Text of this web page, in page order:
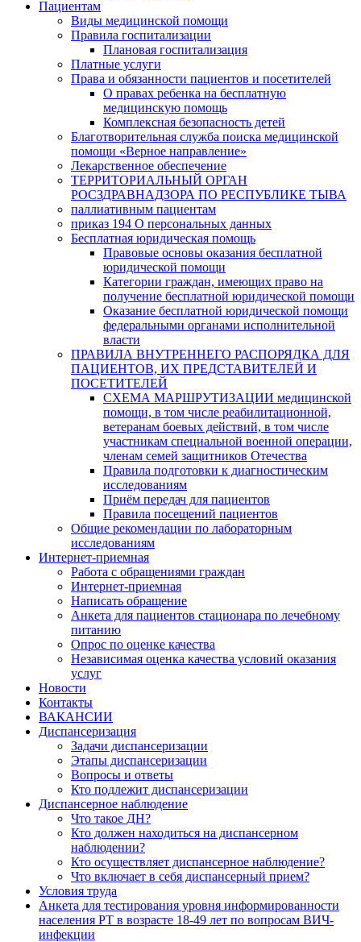
Пациентам
Виды медицинской помощи
Правила госпитализации
Плановая госпитализация
Платные услуги
Права и обязанности пациентов и посетителей
О правах ребенка на бесплатную
медицинскую помощь
Комплексная безопасность детей
Благотворительная служба поиска медицинской
помощи «Верное направление»
Лекарственное обеспечение
ТЕРРИТОРИАЛЬНЫЙ ОРГАН
РОСЗДРАВНАДЗОРА ПО РЕСПУБЛИКЕ ТЫВА
паллиативным пациентам
приказ 194 О персональных данных
Бесплатная юридическая помощь
Правовые основы оказания бесплатной
юридической помощи
Категории граждан, имеющих право на
получение бесплатной юридической помощи
Оказание бесплатной юридической помощи
федеральными органами исполнительной
власти
ПРАВИЛА ВНУТРЕННЕГО РАСПОРЯДКА ДЛЯ
ПАЦИЕНТОВ, ИХ ПРЕДСТАВИТЕЛЕЙ И
ПОСЕТИТЕЛЕЙ
СХЕМА МАРШРУТИЗАЦИИ медицинской
помощи, в том числе реабилитационной,
ветеранам боевых действий, в том числе
участникам специальной военной операции,
членам семей защитников Отечества
Правила подготовки к диагностическим
исследованиям
Приём передач для пациентов
Правила посещений пациентов
Общие рекомендации по лабораторным
исследованиям
Интернет-приемная
Работа с обращениями граждан
Интернет-приемная
Написать обращение
Анкета для пациентов стационара по лечебному
питанию
Опрос по оценке качества
Независимая оценка качества условий оказания
услуг
Новости
Контакты
ВАКАНСИИ
Диспансеризация
Задачи диспансеризации
Этапы диспансеризации
Вопросы и ответы
Кто подлежит диспансеризации
Диспансерное наблюдение
Что такое ДН?
Кто должен находиться на диспансерном
наблюдении?
Кто осуществляет диспансерное наблюдение?
Что включает в себя диспансерный прием?
Условия труда
Анкета для тестирования уровня информированности
населения РТ в возрасте 18-49 лет по вопросам ВИЧ-
инфекции